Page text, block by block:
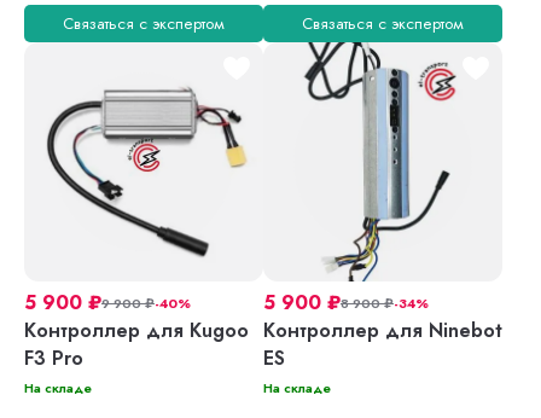
Связаться с экспертом Связаться с экспертом
5 900 ₽9 900₽-40%
Контроллер для Kugoo
F3 Pro
На складе
5 900 ₽8 900₽-34%
Контроллер для Ninebot
ES
На складе